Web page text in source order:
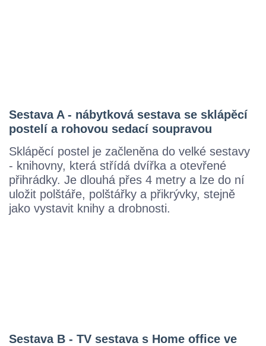
Sestava A - nábytková sestava se sklápěcí
postelí a rohovou sedací soupravou
Sklápěcí postel je začleněna do velké sestavy
- knihovny, která střídá dvířka a otevřené
přihrádky. Je dlouhá přes 4 metry a lze do ní
uložit polštáře, polštářky a přikrývky, stejně
jako vystavit knihy a drobnosti.
Sestava B - TV sestava s Home office ve